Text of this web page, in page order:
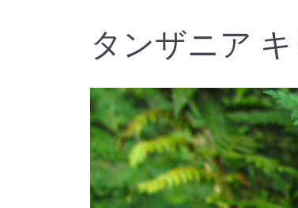
タンザニア